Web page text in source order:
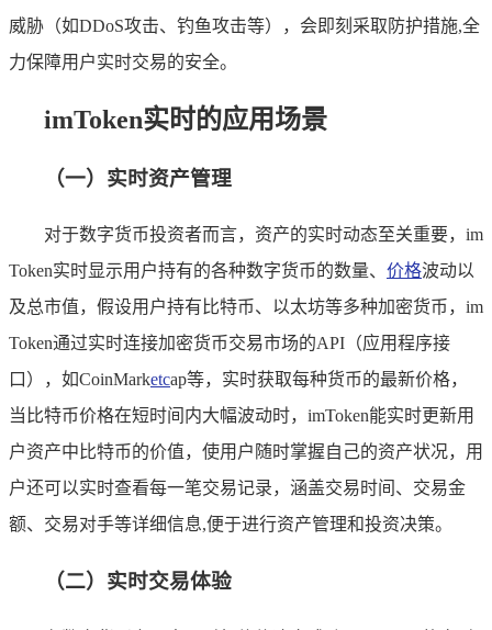
威胁（如DDoS攻击、钓鱼攻击等），会即刻采取防护措施,全
力保障用户实时交易的安全。
imToken实时的应用场景
（一）实时资产管理
对于数字货币投资者而言，资产的实时动态至关重要，im
Token实时显示用户持有的各种数字货币的数量、 价格波动以
及总市值，假设用户持有比特币、以太坊等多种加密货币，im
Token通过实时连接加密货币交易市场的API（应用程序接
口），如CoinMarketcap等，实时获取每种货币的最新价格，
当比特币价格在短时间内大幅波动时，imToken能实时更新用
户资产中比特币的价值，使用户随时掌握自己的资产状况，用
户还可以实时查看每一笔交易记录，涵盖交易时间、交易金
额、交易对手等详细信息,便于进行资产管理和投资决策。
（二）实时交易体验